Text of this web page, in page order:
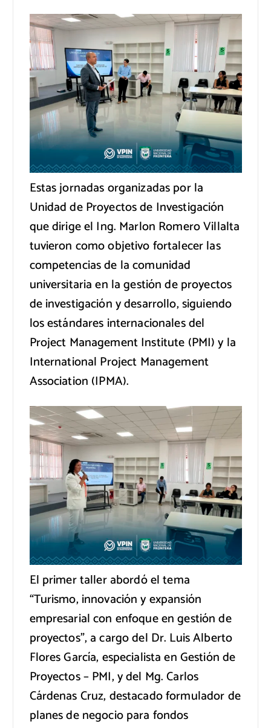
Estas jornadas organizadas por la
Unidad de Proyectos de Investigación
que dirige el Ing. Marlon Romero Villalta
tuvieron como objetivo fortalecer las
competencias de la comunidad
universitaria en la gestión de proyectos
de investigación y desarrollo, siguiendo
los estándares internacionales del
Project Management Institute (PMI) y la
International Project Management
Association (IPMA).
El primer taller abordó el tema
“Turismo, innovación y expansión
empresarial con enfoque en gestión de
proyectos”, a cargo del Dr. Luis Alberto
Flores García, especialista en Gestión de
Proyectos – PMI, y del Mg. Carlos
Cárdenas Cruz, destacado formulador de
planes de negocio para fondos